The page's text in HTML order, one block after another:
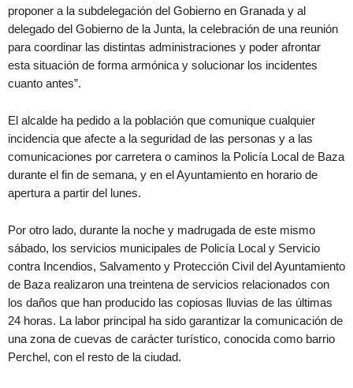
proponer a la subdelegación del Gobierno en Granada y al
delegado del Gobierno de la Junta, la celebración de una reunión
para coordinar las distintas administraciones y poder afrontar
esta situación de forma armónica y solucionar los incidentes
cuanto antes”.
El alcalde ha pedido a la población que comunique cualquier
incidencia que afecte a la seguridad de las personas y a las
comunicaciones por carretera o caminos la Policía Local de Baza
durante el fin de semana, y en el Ayuntamiento en horario de
apertura a partir del lunes.
Por otro lado, durante la noche y madrugada de este mismo
sábado, los servicios municipales de Policía Local y Servicio
contra Incendios, Salvamento y Protección Civil del Ayuntamiento
de Baza realizaron una treintena de servicios relacionados con
los daños que han producido las copiosas lluvias de las últimas
24 horas. La labor principal ha sido garantizar la comunicación de
una zona de cuevas de carácter turístico, conocida como barrio
Perchel, con el resto de la ciudad.